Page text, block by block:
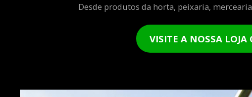
Desde produtos da horta, peixaria,
VISITE A NOSSA LOJA